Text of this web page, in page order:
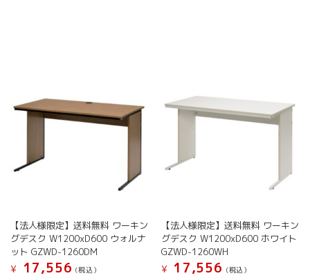
【法人様限定】送料無料 ワーキン
グデスク W1200xD600 ウォルナ
ット GZWD-1260DM
¥
17,556 (税込）
【法人様限定】送料無料 ワーキン
グデスク W1200xD600 ホワイト
GZWD-1260WH
¥
17,556 (税込）